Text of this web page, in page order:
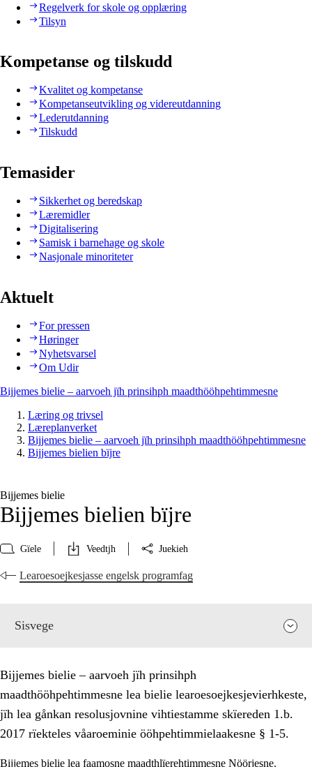
Regelverk for skole og opplæring
Tilsyn
Kompetanse og tilskudd
Kvalitet og kompetanse
Kompetanseutvikling og videreutdanning
Lederutdanning
Tilskudd
Temasider
Sikkerhet og beredskap
Læremidler
Digitalisering
Samisk i barnehage og skole
Nasjonale minoriteter
Aktuelt
For pressen
Høringer
Nyhetsvarsel
Om Udir
Bijjemes bielie – aarvoeh jïh prinsihph maadthööhpehtimmesne
Læring og trivsel
Læreplanverket
Bijjemes bielie – aarvoeh jïh prinsihph maadthööhpehtimmesne
Bijjemes bielien bïjre
Bijjemes bielie
Bijjemes bielien bïjre
Gïele Veedtjh Juekieh
Learoesoejkesjasse engelsk programfag
Sisvege
Bijjemes bielie – aarvoeh jïh prinsihph
maadthööhpehtimmesne lea bielie learoesoejkesjevierhkeste,
jïh lea gånkan resolusjovnine vihtiestamme skïereden 1.b.
2017 rïekteles våaroeminie ööhpehtimmielaakesne § 1-5.
Bijjemes bielie lea faamosne maadthlïerehtimmesne Nöörjesne.